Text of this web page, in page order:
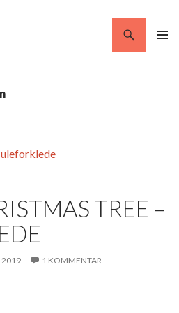
TREE –
2019 1 KOMMENTAR